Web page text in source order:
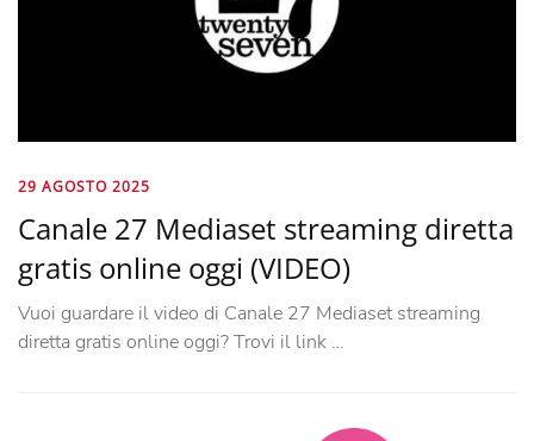
29 AGOSTO 2025
Canale 27 Mediaset streaming diretta
gratis online oggi (VIDEO)
Vuoi guardare il video di Canale 27 Mediaset streaming
diretta gratis online oggi? Trovi il link …